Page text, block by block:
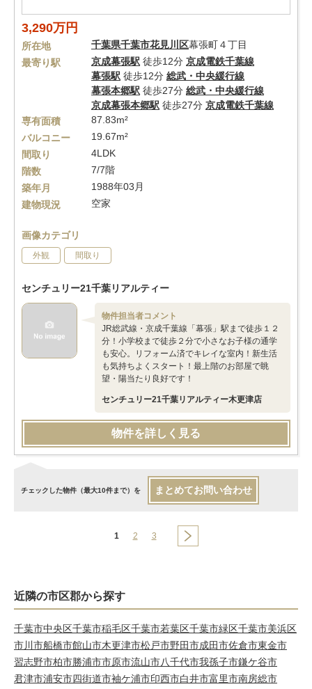
3,290万円
所在地 千葉県千葉市花見川区幕張町４丁目
最寄り駅
京成幕張駅 徒歩12分 京成電鉄千葉線
幕張駅 徒歩12分 総武・中央緩行線
幕張本郷駅 徒歩27分 総武・中央緩行線
京成幕張本郷駅 徒歩27分 京成電鉄千葉線
専有面積
87.83m²
バルコニー
19.67m²
間取り
4LDK
階数
7/7階
築年月
1988年03月
建物現況
空家
画像カテゴリ
外観 間取り
センチュリー21千葉リアルティー
物件担当者コメント
JR総武線・京成千葉線「幕張」駅まで徒歩１２
分！小学校まで徒歩２分で小さなお子様の通学
も安心。リフォーム済でキレイな室内！新生活
も気持ちよくスタート！最上階のお部屋で眺
望・陽当たり良好です！
センチュリー21千葉リアルティー木更津店
物件を詳しく見る
チェックした物件（最大10件まで）を まとめてお問い合わせ
1 2 3
近隣の市区郡から探す
千葉市中央区千葉市稲毛区千葉市若葉区千葉市緑区千葉市美浜区
市川市船橋市館山市木更津市松戸市野田市成田市佐倉市東金市
習志野市柏市勝浦市市原市流山市八千代市我孫子市鎌ケ谷市
君津市浦安市四街道市袖ケ浦市印西市白井市富里市南房総市